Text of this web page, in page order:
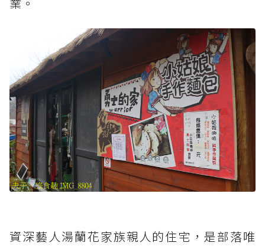
資深藝人湯蘭花家族親人的住宅，是部落唯